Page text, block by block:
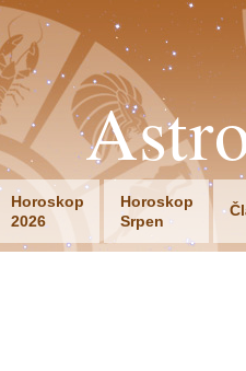
Horoskop
2026
Horoskop
Srpen